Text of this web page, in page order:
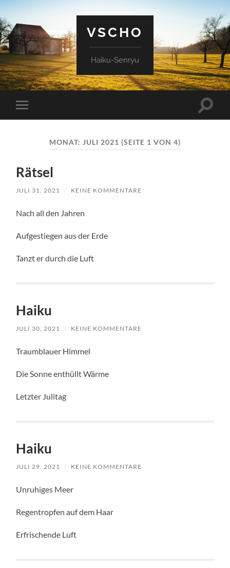
VSCHO
Haiku-Senryu
Mobile-
Menü
MONAT: JULI 2021 (SEITE 1 VON 4)
Rätsel
JULI 31, 2021 / KEINE KOMMENTARE
Nach all den Jahren
Aufgestiegen aus der Erde
Tanzt er durch die Luft
Haiku
JULI 30, 2021 / KEINE KOMMENTARE
Traumblauer Himmel
Die Sonne enthüllt Wärme
Letzter Julitag
Haiku
JULI 29, 2021 / KEINE KOMMENTARE
Unruhiges Meer
Regentropfen auf dem Haar
Erfrischende Luft